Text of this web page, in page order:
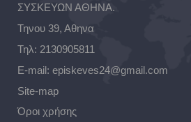
ΣΥΣΚΕΥΩΝ ΑΘΗΝΑ.
Τηνου 39, Αθηνα
Τηλ: 2130905811
E-mail: episkeves24@gmail.com
Site-map
Όροι χρήσης